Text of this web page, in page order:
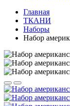
Главная
ТКАНИ
Наборы
Набор